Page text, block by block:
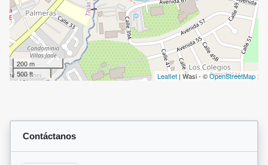
200 m
500 ft
Leaflet | Wasi - ©OpenStreetMap
Contáctanos